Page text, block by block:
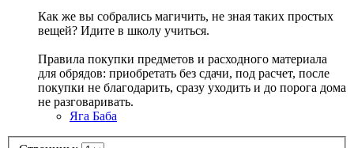
Как же вы собрались магичить, не зная таких простых
вещей? Идите в школу учиться.
Правила покупки предметов и расходного материала
для обрядов: приобретать без сдачи, под расчет, после
покупки не благодарить, сразу уходить и до порога дома
не разговаривать.
Яга Баба